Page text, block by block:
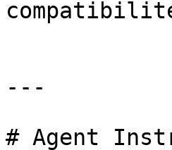
---
# Agent